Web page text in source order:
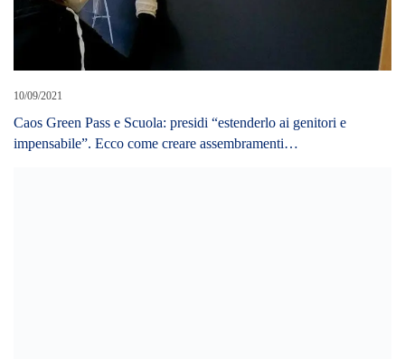
10/09/2021
Caos Green Pass e Scuola: presidi “estenderlo ai genitori e
impensabile”. Ecco come creare assembramenti…